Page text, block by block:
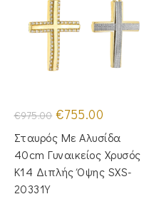
€975.00 Original
price
was:
€975.00.
€755.00
τιμή
είναι:
€755.00.
Σταυρός Με Αλυσίδα
40cm Γυναικείος Χρυσός
Κ14 Διπλής Όψης SXS-
20331Y